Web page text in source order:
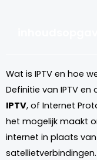
Wat is IPTV en hoe
Definitie van IPTV en
IPTV, of Internet
het mogelijk maakt
internet in plaats